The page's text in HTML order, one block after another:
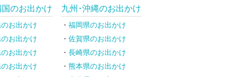
のお出かけ
お出かけ
のお出かけ
お出かけ
お出かけ
九州･沖縄のお出かけ
福岡県のお出かけ
佐賀県のお出かけ
長崎県のお出かけ
熊本県のお出かけ